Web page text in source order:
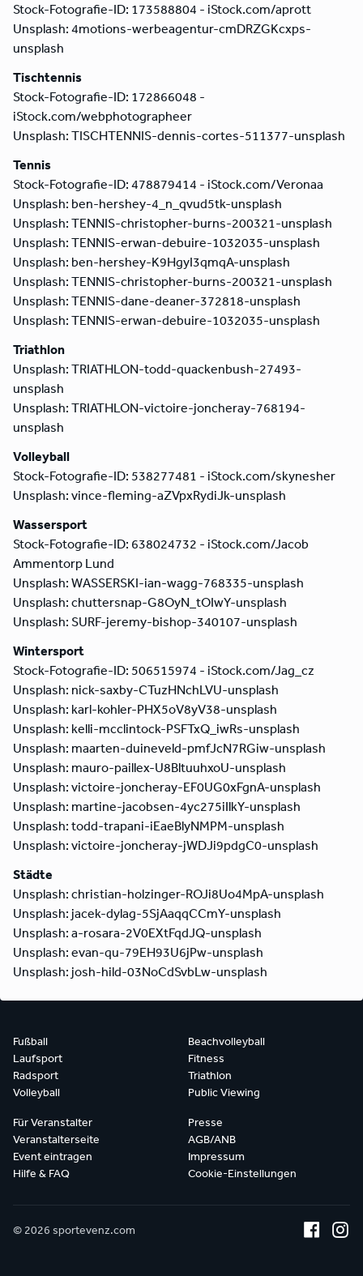
Stock-Fotografie-ID: 173588804 - iStock.com/aprott
Unsplash: 4motions-werbeagentur-cmDRZGKcxps-
unsplash
Tischtennis
Stock-Fotografie-ID: 172866048 -
iStock.com/webphotographeer
Unsplash: TISCHTENNIS-dennis-cortes-511377-unsplash
Tennis
Stock-Fotografie-ID: 478879414 - iStock.com/Veronaa
Unsplash: ben-hershey-4_n_qvud5tk-unsplash
Unsplash: TENNIS-christopher-burns-200321-unsplash
Unsplash: TENNIS-erwan-debuire-1032035-unsplash
Unsplash: ben-hershey-K9HgyI3qmqA-unsplash
Unsplash: TENNIS-christopher-burns-200321-unsplash
Unsplash: TENNIS-dane-deaner-372818-unsplash
Unsplash: TENNIS-erwan-debuire-1032035-unsplash
Triathlon
Unsplash: TRIATHLON-todd-quackenbush-27493-
unsplash
Unsplash: TRIATHLON-victoire-joncheray-768194-
unsplash
Volleyball
Stock-Fotografie-ID: 538277481 - iStock.com/skynesher
Unsplash: vince-fleming-aZVpxRydiJk-unsplash
Wassersport
Stock-Fotografie-ID: 638024732 - iStock.com/Jacob
Ammentorp Lund
Unsplash: WASSERSKI-ian-wagg-768335-unsplash
Unsplash: chuttersnap-G8OyN_tOIwY-unsplash
Unsplash: SURF-jeremy-bishop-340107-unsplash
Wintersport
Stock-Fotografie-ID: 506515974 - iStock.com/Jag_cz
Unsplash: nick-saxby-CTuzHNchLVU-unsplash
Unsplash: karl-kohler-PHX5oV8yV38-unsplash
Unsplash: kelli-mcclintock-PSFTxQ_iwRs-unsplash
Unsplash: maarten-duineveld-pmfJcN7RGiw-unsplash
Unsplash: mauro-paillex-U8BltuuhxoU-unsplash
Unsplash: victoire-joncheray-EF0UG0xFgnA-unsplash
Unsplash: martine-jacobsen-4yc275iIlkY-unsplash
Unsplash: todd-trapani-iEaeBlyNMPM-unsplash
Unsplash: victoire-joncheray-jWDJi9pdgC0-unsplash
Städte
Unsplash: christian-holzinger-ROJi8Uo4MpA-unsplash
Unsplash: jacek-dylag-5SjAaqqCCmY-unsplash
Unsplash: a-rosara-2V0EXtFqdJQ-unsplash
Unsplash: evan-qu-79EH93U6jPw-unsplash
Unsplash: josh-hild-03NoCdSvbLw-unsplash
Fußball
Laufsport
Radsport
Volleyball
Beachvolleyball
Fitness
Triathlon
Public Viewing
Für Veranstalter
Veranstalterseite
Event eintragen
Hilfe & FAQ
Presse
AGB/ANB
Impressum
Cookie-Einstellungen
© 2026 sportevenz.com